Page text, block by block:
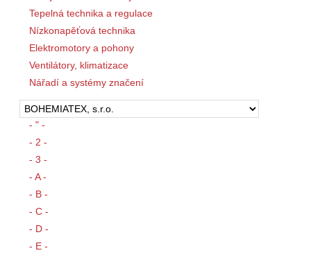
Tepelná technika a regulace
Nízkonapěťová technika
Elektromotory a pohony
Ventilátory, klimatizace
Nářadí a systémy značení
- " -
- 2 -
- 3 -
- A -
- B -
- C -
- D -
- E -